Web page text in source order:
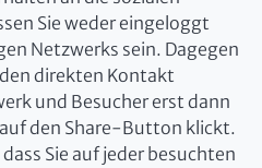
Sie weder eingeloggt
Netzwerks sein. Dagegen
direkten Kontakt
und Besucher erst dann
den Share-Button klickt.
Sie auf jeder besuchten